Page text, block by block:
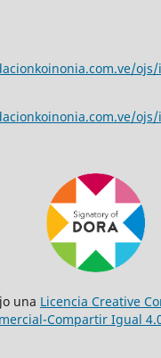
una Licencia Creative
Compartir Igual